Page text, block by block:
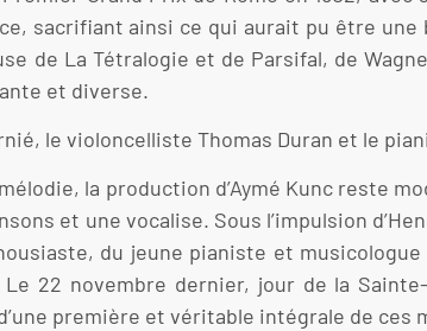
sacrifiant ainsi ce qui aurait pu être une
de La Tétralogie et de Parsifal, de
et diverse.
le violoncelliste Thomas Duran et le
la production d’Aymé Kunc reste
et une vocalise. Sous l’impulsion
du jeune pianiste et
22 novembre dernier, jour de la
première et véritable intégrale de ces